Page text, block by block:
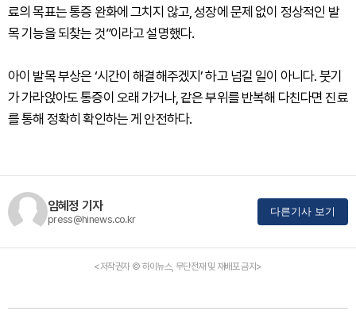
료의 목표는 통증 완화에 그치지 않고, 성장에 문제 없이 정상적인 발
목 기능을 되찾는 것”이라고 설명했다.
아이 발목 부상은 ‘시간이 해결해주겠지’ 하고 넘길 일이 아니다. 붓기
가 가라앉아도 통증이 오래 가거나, 같은 부위를 반복해 다친다면 진료
를 통해 정확히 확인하는 게 안전하다.
임혜정 기자
press@hinews.co.kr
다른기사 보기
<저작권자 © 하이뉴스, 무단전재 및 재배포 금지>